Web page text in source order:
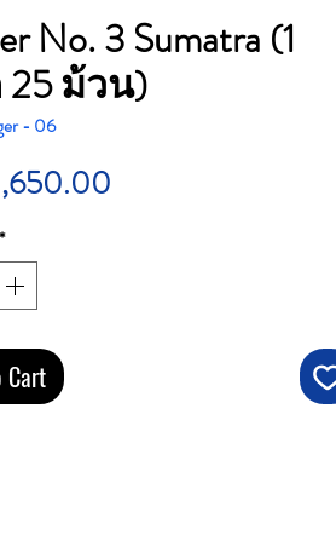
No. 3 Sumatra (1
ม้วน)
- 06
*
Cart